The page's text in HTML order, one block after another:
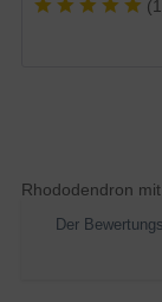
(1
Rhododendron
Der